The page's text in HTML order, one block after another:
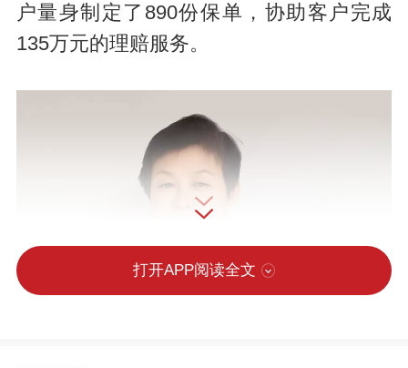
户量身制定了890份保单，协助客户完成
135万元的理赔服务。
打开APP阅读全文